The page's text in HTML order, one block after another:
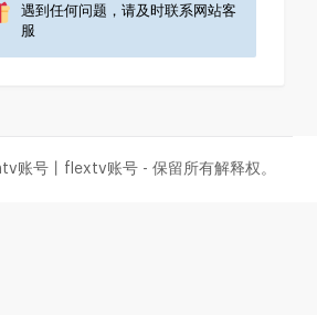
遇到任何问题，请及时联系网站客
服
号丨flextv账号 - 保留所有解释权。